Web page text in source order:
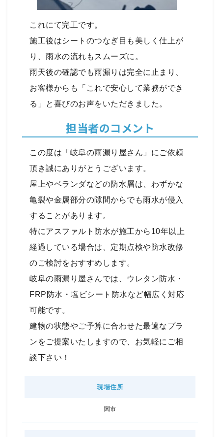
これにて完工です。
施工後はシートのつなぎ目も美しく仕上が
り、雨水の流れもスムーズに。
雨天後の確認でも雨漏りは完全に止まり、
お客様からも「これで安心して業務ができ
る」と喜びのお声をいただきました。
担当者のコメント
この度は「岐阜の雨漏り屋さん」にご依頼
頂き誠にありがとうございます。
屋上やベランダなどの防水層は、わずかな
亀裂や金属部分の隙間からでも雨水が侵入
することがあります。
特にアスファルト防水が施工から10年以上
経過している場合は、定期点検や防水改修
のご検討をおすすめします。
岐阜の雨漏り屋さんでは、ウレタン防水・
FRP防水・塩ビシート防水など幅広く対応
可能です。
建物の状態やご予算に合わせた最適なプラ
ンをご提案いたしますので、お気軽にご相
談下さい！
現場住所
関市